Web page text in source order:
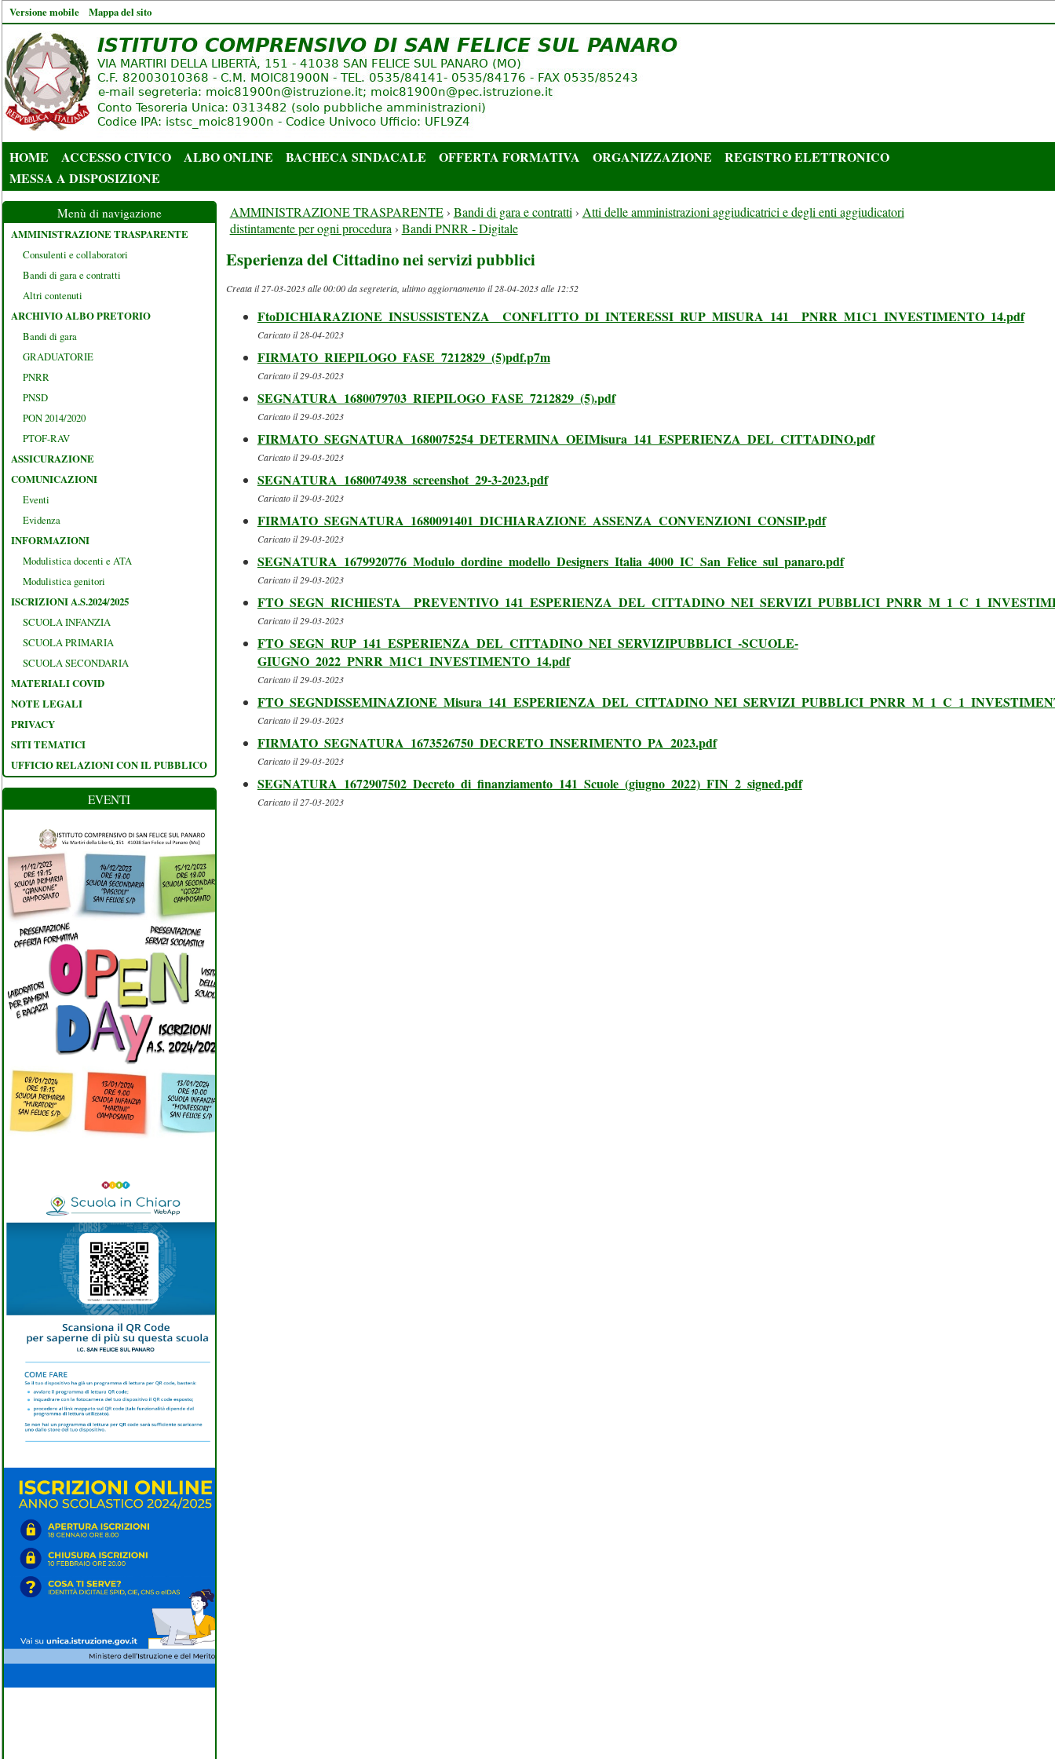
Versione mobile Mappa del sito
HOME ACCESSO CIVICO ALBO ONLINE BACHECA SINDACALE OFFERTA FORMATIVA ORGANIZZAZIONE
REGISTRO ELETTRONICO
MESSA A DISPOSIZIONE
Menù di navigazione
AMMINISTRAZIONE TRASPARENTE
Consulenti e collaboratori
Bandi di gara e contratti
Altri contenuti
ARCHIVIO ALBO PRETORIO
Bandi di gara
GRADUATORIE
PNRR
PNSD
PON 2014/2020
PTOF-RAV
ASSICURAZIONE
COMUNICAZIONI
Eventi
Evidenza
INFORMAZIONI
Modulistica docenti e ATA
Modulistica genitori
ISCRIZIONI A.S.2024/2025
SCUOLA INFANZIA
SCUOLA PRIMARIA
SCUOLA SECONDARIA
MATERIALI COVID
NOTE LEGALI
PRIVACY
SITI TEMATICI
UFFICIO RELAZIONI CON IL PUBBLICO
EVENTI
AMMINISTRAZIONE TRASPARENTE› Bandi di gara e contratti › Atti delle amministrazioni aggiudicatrici e degli enti aggiudicatori
distintamente per ogni procedura › Bandi PNRR - Digitale
Esperienza del Cittadino nei servizi pubblici
Creata il 27-03-2023 alle 00:00 da segreteria, ultimo aggiornamento il 28-04-2023 alle 12:52
FtoDICHIARAZIONE_INSUSSISTENZA__CONFLITTO_DI_INTERESSI_RUP_MISURA_141__PNRR_M1C1_INVESTIMENTO_14.pdf
Caricato il 28-04-2023
FIRMATO_RIEPILOGO_FASE_7212829_(5)pdf.p7m
Caricato il 29-03-2023
SEGNATURA_1680079703_RIEPILOGO_FASE_7212829_(5).pdf
Caricato il 29-03-2023
FIRMATO_SEGNATURA_1680075254_DETERMINA_OEIMisura_141_ESPERIENZA_DEL_CITTADINO.pdf
Caricato il 29-03-2023
SEGNATURA_1680074938_screenshot_29-3-2023.pdf
Caricato il 29-03-2023
FIRMATO_SEGNATURA_1680091401_DICHIARAZIONE_ASSENZA_CONVENZIONI_CONSIP.pdf
Caricato il 29-03-2023
SEGNATURA_1679920776_Modulo_dordine_modello_Designers_Italia_4000_IC_San_Felice_sul_panaro.pdf
Caricato il 29-03-2023
Caricato il 29-03-2023
FTO_SEGN_RUP_141_ESPERIENZA_DEL_CITTADINO_NEI_SERVIZIPUBBLICI_-SCUOLE-
GIUGNO_2022_PNRR_M1C1_INVESTIMENTO_14.pdf
Caricato il 29-03-2023
Caricato il 29-03-2023
FIRMATO_SEGNATURA_1673526750_DECRETO_INSERIMENTO_PA_2023.pdf
Caricato il 29-03-2023
SEGNATURA_1672907502_Decreto_di_finanziamento_141_Scuole_(giugno_2022)_FIN_2_signed.pdf
Caricato il 27-03-2023